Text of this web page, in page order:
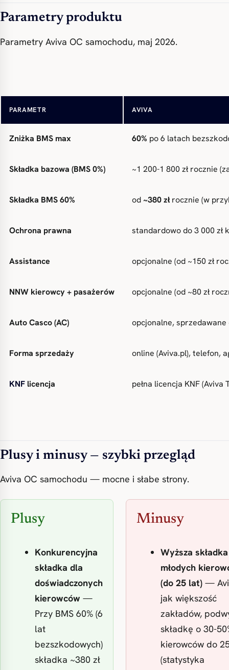
Parametry produktu
Parametry Aviva OC samochodu, maj 2026.
PARAMETR AVIVA
Zakres ochrony OC obowiązkowe (do
Zniżka BMS max 60% po 6 latach
Składka bazowa (BMS 0%) ~1 200-1 800 zł rocznie
Składka BMS 60% od ~380 zł rocznie (w
Ochrona prawna standardowo do 3 000 zł
Assistance opcjonalne (od ~150 zł
NNW kierowcy + pasażerów opcjonalne (od ~80 zł
Auto Casco (AC) opcjonalne,
Forma sprzedaży online (Aviva.pl), telefon,
KNF licencja pełna licencja KNF
Plusy i minusy — szybki przegląd
Aviva OC samochodu — mocne i słabe strony.
Plusy
Konkurencyjna
składka dla
doświadczonych
kierowców —
Przy BMS 60% (6
lat
bezszkodowych)
składka ~380 zł
Minusy
Wyższa
młodych
(do 25 lat) —
jak większość
zakładów,
składkę o 30-
kierowców do
(statystyka